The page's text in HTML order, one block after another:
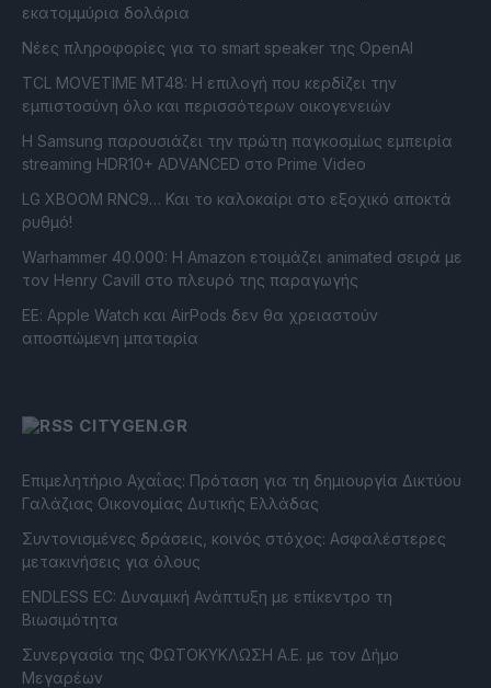
εκατομμύρια δολάρια
Νέες πληροφορίες για το smart speaker της OpenAI
TCL MOVETIME MT48: Η επιλογή που κερδίζει την
εμπιστοσύνη όλο και περισσότερων οικογενειών
Η Samsung παρουσιάζει την πρώτη παγκοσμίως εμπειρία
streaming HDR10+ ADVANCED στο Prime Video
LG XBOOM RNC9… Και το καλοκαίρι στο εξοχικό αποκτά
ρυθμό!
Warhammer 40.000: Η Amazon ετοιμάζει animated σειρά με
τον Henry Cavill στο πλευρό της παραγωγής
ΕΕ: Apple Watch και AirPods δεν θα χρειαστούν
αποσπώμενη μπαταρία
CITYGEN.GR
Επιμελητήριο Αχαΐας: Πρόταση για τη δημιουργία Δικτύου
Γαλάζιας Οικονομίας Δυτικής Ελλάδας
Συντονισμένες δράσεις, κοινός στόχος: Ασφαλέστερες
μετακινήσεις για όλους
ENDLESS EC: Δυναμική Ανάπτυξη με επίκεντρο τη
Βιωσιμότητα
Συνεργασία της ΦΩΤΟΚΥΚΛΩΣΗ Α.Ε. με τον Δήμο
Μεγαρέων